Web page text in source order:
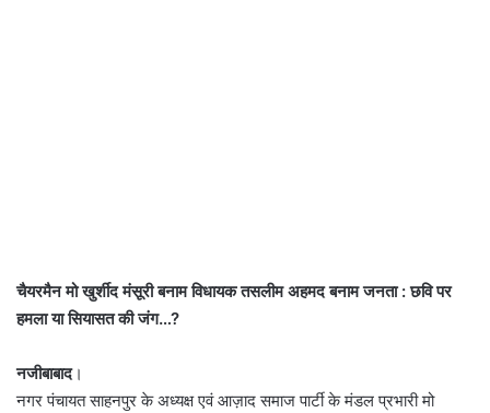
चैयरमैन मो खुर्शीद मंसूरी बनाम विधायक तसलीम अहमद बनाम जनता : छवि पर
हमला या सियासत की जंग…?
नजीबाबाद।
नगर पंचायत साहनपुर के अध्यक्ष एवं आज़ाद समाज पार्टी के मंडल प्रभारी मो